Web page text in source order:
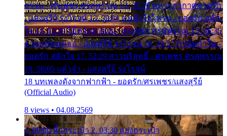
ธรรม - ศรเพชร ศรสุพรรณ 12. 35:26 ทหารอากาศขาดรัก
- แสงสุรีย์ รุ่งโรจน์ 13. 39:01 คนหัวใจโทรม - ยอดรัก สลัก
ใจ 14. 42:49 ไอ้หวังตายแน่ - ศรเพชร ศรสุพรรณ 15. 46:35
ธาตุแท้ของเธอ - แสงสุรีย์ รุ่งโรจน์ 16. 49:57 กำนันกำใน -
ยอดรัก สลักใจ 17. 52:29 สาวบริสุทธิ์ - ศรเพชร ศรสุพรรณ
18. 56:05 แต๋วจ๋า - แสงสุรีย์ รุ่งโรจน์
18 บทเพลงดังจากฟากฟ้า - ยอดรัก/ศรเพชร/แสงสุรีย์
(Official Audio)
8 views • 04.08.2569
1. 00:00 หิ้วกระเป๋า 2. 03:30 แย่งกระเป๋า